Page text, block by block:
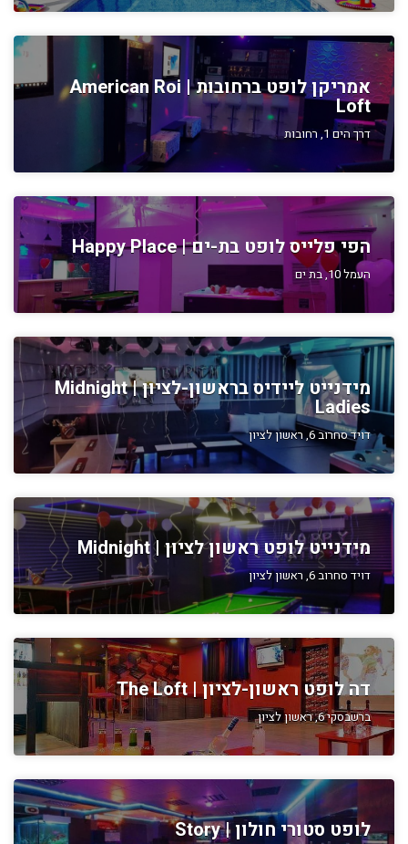
אמריקן לופט ברחובות | American Roi
Loft
דרך הים 1, רחובות
הפי פלייס לופט בת-ים | Happy Place
העמל 10, בת ים
מידנייט ליידיס בראשון-לציון | Midnight
Ladies
דויד סחרוב 6, ראשון לציון
מידנייט לופט ראשון לציון | Midnight
דויד סחרוב 6, ראשון לציון
דה לופט ראשון-לציון | The Loft
ברשבסקי 6, ראשון לציון
לופט סטורי חולון | Story